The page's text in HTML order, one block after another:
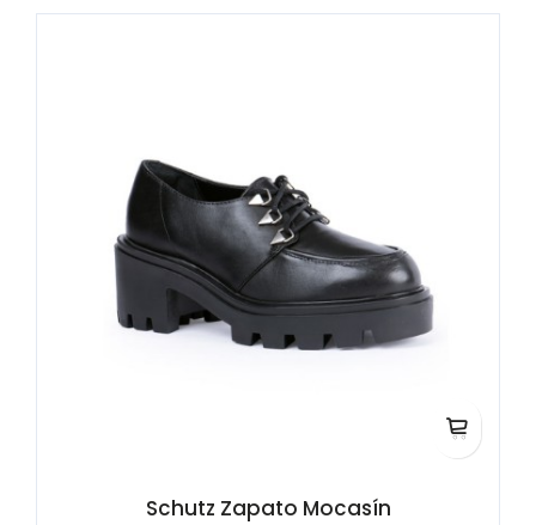
Schutz Zapato Mocasín